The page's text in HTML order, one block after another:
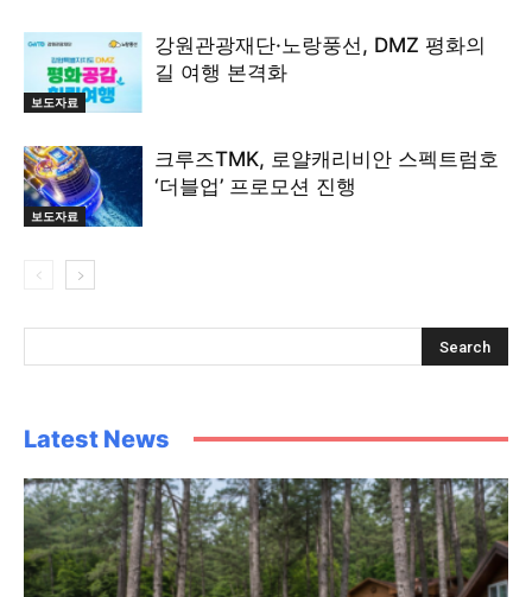
보도자료
강원관광재단·노랑풍선, DMZ 평화의
길 여행 본격화
보도자료
크루즈TMK, 로얄캐리비안 스펙트럼호
‘더블업’ 프로모션 진행
Latest News